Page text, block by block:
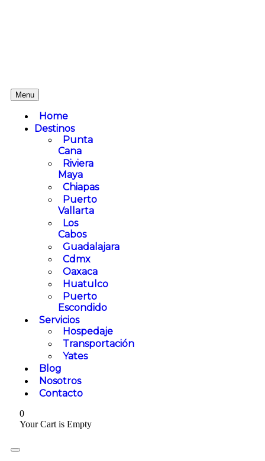
Menu
Home
Destinos
Punta
Cana
Riviera
Maya
Chiapas
Puerto
Vallarta
Los
Cabos
Guadalajara
Cdmx
Oaxaca
Huatulco
Puerto
Escondido
Servicios
Hospedaje
Transportación
Yates
Blog
Nosotros
Contacto
0
Your Cart is Empty